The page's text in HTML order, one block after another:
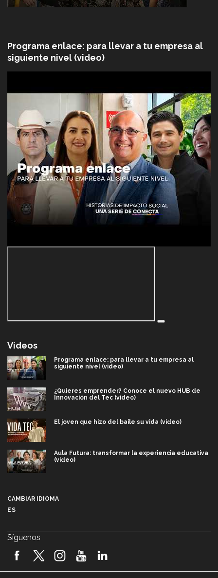
Programa enlace: para llevar a tu empresa al
siguiente nivel (video)
Videos
Programa enlace: para llevar a tu empresa al
siguiente nivel (video)
¿Quieres emprender? Conoce el nuevo HUB de
Innovación del Tec (video)
El joven que hizo del baile su vida (video)
Aula Futura: transformar la experiencia educativa
(video)
2026! (video)
CAMBIAR IDIOMA
ES
Síguenos